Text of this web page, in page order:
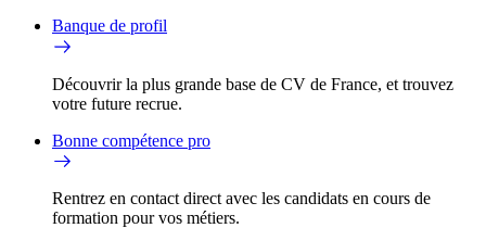
Banque de profil
Découvrir la plus grande base de CV de France, et trouvez
votre future recrue.
Bonne compétence pro
Rentrez en contact direct avec les candidats en cours de
formation pour vos métiers.